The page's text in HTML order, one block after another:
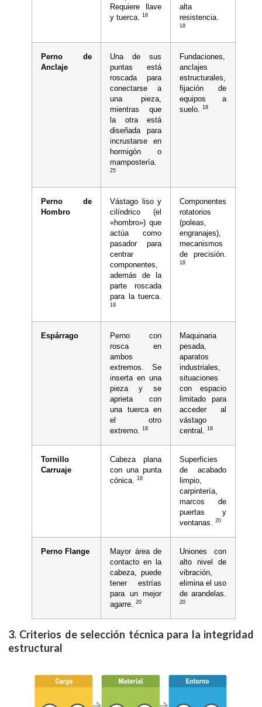
Requiere llave
y tuerca. 18
alta
resistencia.
18
Perno de
Anclaje
Una de sus
puntas está
roscada para
conectarse a
una pieza,
mientras que
la otra está
diseñada para
incrustarse en
hormigón o
mampostería.
25
Fundaciones,
anclajes
estructurales,
fijación de
equipos a
suelo. 18
Perno de
Hombro
Vástago liso y
cilíndrico (el
«hombro») que
actúa como
pasador para
centrar
componentes,
además de la
parte roscada
para la tuerca.
18
Componentes
rotatorios
(poleas,
engranajes),
mecanismos
de precisión.
18
Espárrago
Perno con
rosca en
ambos
extremos. Se
inserta en una
pieza y se
aprieta con
una tuerca en
el otro
extremo. 18
Maquinaria
pesada,
aparatos
industriales,
situaciones
con espacio
limitado para
acceder al
vástago
central. 18
Tornillo
Carruaje
Cabeza plana
con una punta
cónica. 18
Superficies
de acabado
limpio,
carpintería,
marcos de
puertas y
ventanas. 20
Perno Flange
Mayor área de
contacto en la
cabeza, puede
tener estrías
para un mejor
agarre. 20
Uniones con
alto nivel de
vibración,
elimina el uso
de arandelas.
20
3. Criterios de selección técnica para la integridad
estructural